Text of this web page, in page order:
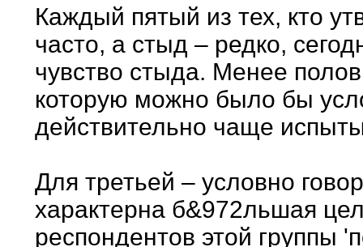
Каждый пятый из тех, кто
часто, а стыд – редко,
чувство стыда. Менее
которую можно было бы
действительно чаще
Для третьей – условно
характерна б&972льшая
респондентов этой группы